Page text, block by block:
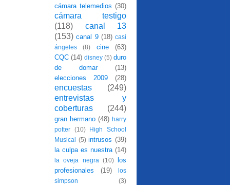
cámara telemedios (30)
cámara testigo
(118)
canal 13
(153) canal 9 (18) casi
ángeles
(8) cine
(63)
CQC (14) disney (5) duro
de domar
(13)
elecciones 2009
(28)
encuestas
(249)
entrevistas y
coberturas
(244)
gran hermano (48) harry
potter
(10)
High School
Musical (5) intrusos (39)
la culpa es nuestra (14)
la oveja negra (10)
los
profesionales
(19)
los
simpson
(3)